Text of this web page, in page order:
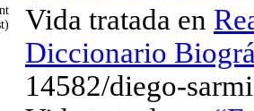
Vida tratada en
Diccionario
14582/diego-